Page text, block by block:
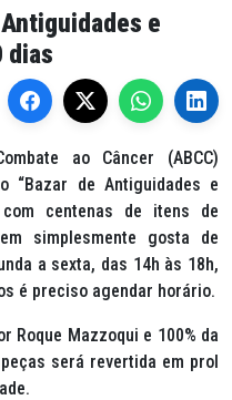
e
dias
ao Câncer (ABCC)
“Bazar de Antiguidades e
centenas de itens de
simplesmente gosta de
a sexta, das 14h às 18h,
é preciso agendar horário.
Roque Mazzoqui e 100% da
será revertida em prol